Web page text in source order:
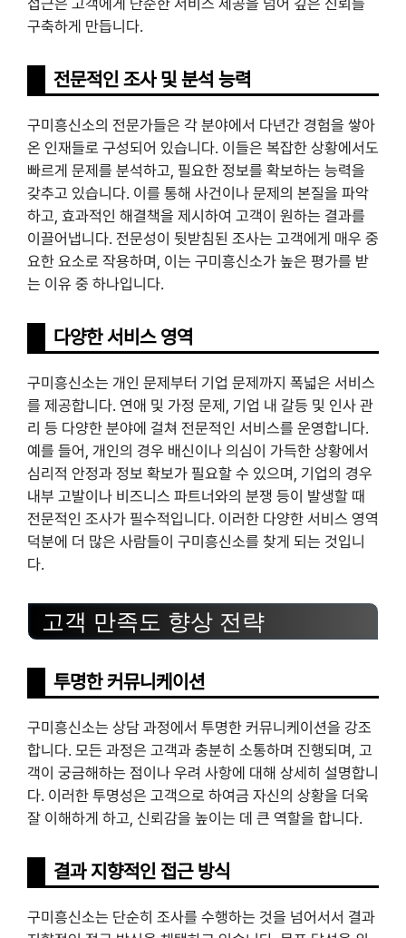
구축하게 만듭니다.
전문적인 조사 및 분석 능력
구미흥신소의 전문가들은 각 분야에서 다년간 경험을 쌓아
온 인재들로 구성되어 있습니다. 이들은 복잡한 상황에서도
빠르게 문제를 분석하고, 필요한 정보를 확보하는 능력을
갖추고 있습니다. 이를 통해 사건이나 문제의 본질을 파악
하고, 효과적인 해결책을 제시하여 고객이 원하는 결과를
이끌어냅니다. 전문성이 뒷받침된 조사는 고객에게 매우 중
요한 요소로 작용하며, 이는 구미흥신소가 높은 평가를 받
는 이유 중 하나입니다.
다양한 서비스 영역
구미흥신소는 개인 문제부터 기업 문제까지 폭넓은 서비스
를 제공합니다. 연애 및 가정 문제, 기업 내 갈등 및 인사 관
리 등 다양한 분야에 걸쳐 전문적인 서비스를 운영합니다.
예를 들어, 개인의 경우 배신이나 의심이 가득한 상황에서
심리적 안정과 정보 확보가 필요할 수 있으며, 기업의 경우
내부 고발이나 비즈니스 파트너와의 분쟁 등이 발생할 때
전문적인 조사가 필수적입니다. 이러한 다양한 서비스 영역
덕분에 더 많은 사람들이 구미흥신소를 찾게 되는 것입니
다.
고객 만족도 향상 전략
투명한 커뮤니케이션
구미흥신소는 상담 과정에서 투명한 커뮤니케이션을 강조
합니다. 모든 과정은 고객과 충분히 소통하며 진행되며, 고
객이 궁금해하는 점이나 우려 사항에 대해 상세히 설명합니
다. 이러한 투명성은 고객으로 하여금 자신의 상황을 더욱
잘 이해하게 하고, 신뢰감을 높이는 데 큰 역할을 합니다.
결과 지향적인 접근 방식
구미흥신소는 단순히 조사를 수행하는 것을 넘어서서 결과